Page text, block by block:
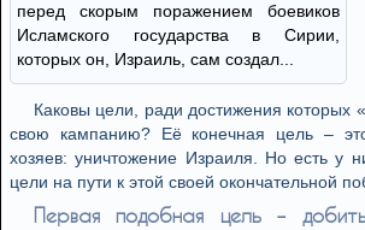
перед скорым поражением боевиков
Исламского государства в Сирии,
которых он, Израиль, сам создал...
Каковы цели, ради достижения которых
свою кампанию? Её конечная цель –
хозяев: уничтожение Израиля. Но есть у
цели на пути к этой своей окончательной
Первая подобная цель –